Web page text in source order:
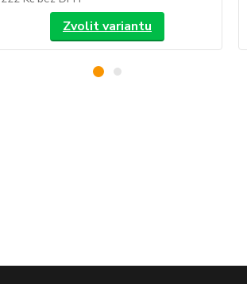
Zvolit variantu